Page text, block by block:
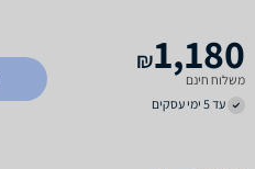
1,180
₪
משלוח חינם
עד 5 ימי עסקים